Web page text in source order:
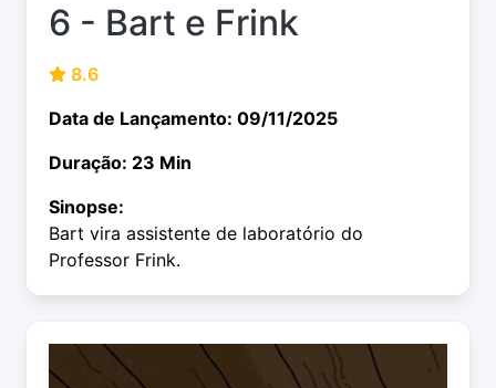
6 - Bart e Frink
8.6
Data de Lançamento: 09/11/2025
Duração: 23 Min
Sinopse:
Bart vira assistente de laboratório do
Professor Frink.